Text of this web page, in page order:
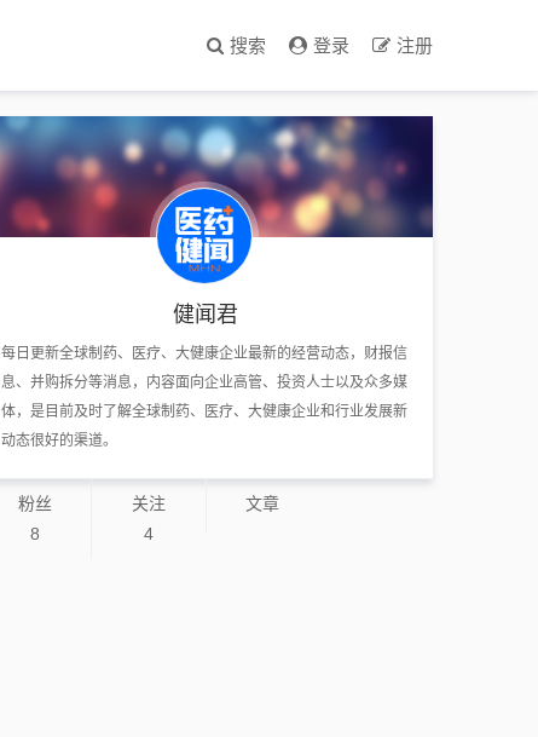
搜索 登录 注册
健闻君
每日更新全球制药、医疗、大健康企业最新的经营动态，财报信
息、并购拆分等消息，内容面向企业高管、投资人士以及众多媒
体，是目前及时了解全球制药、医疗、大健康企业和行业发展新
动态很好的渠道。
粉丝
8
关注
4
文章